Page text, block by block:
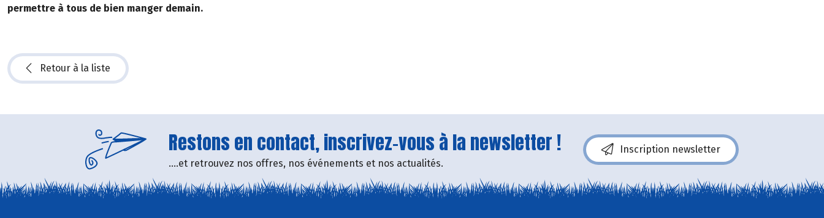
permettre à tous de bien manger demain.
Retour à la liste
Restons en contact, inscrivez-vous à la newsletter !
....et retrouvez nos offres, nos événements et nos actualités.
Inscription newsletter